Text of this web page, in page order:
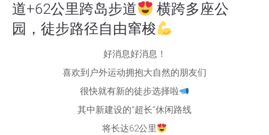
道+62公里跨岛步道
横跨多座公
园，徒步路径自由窜梭
好消息好消息！
喜欢到户外运动拥抱大自然的朋友们
很快就有新的徒步选择啦
其中新建设的“超长”休闲路线
将长达62公里